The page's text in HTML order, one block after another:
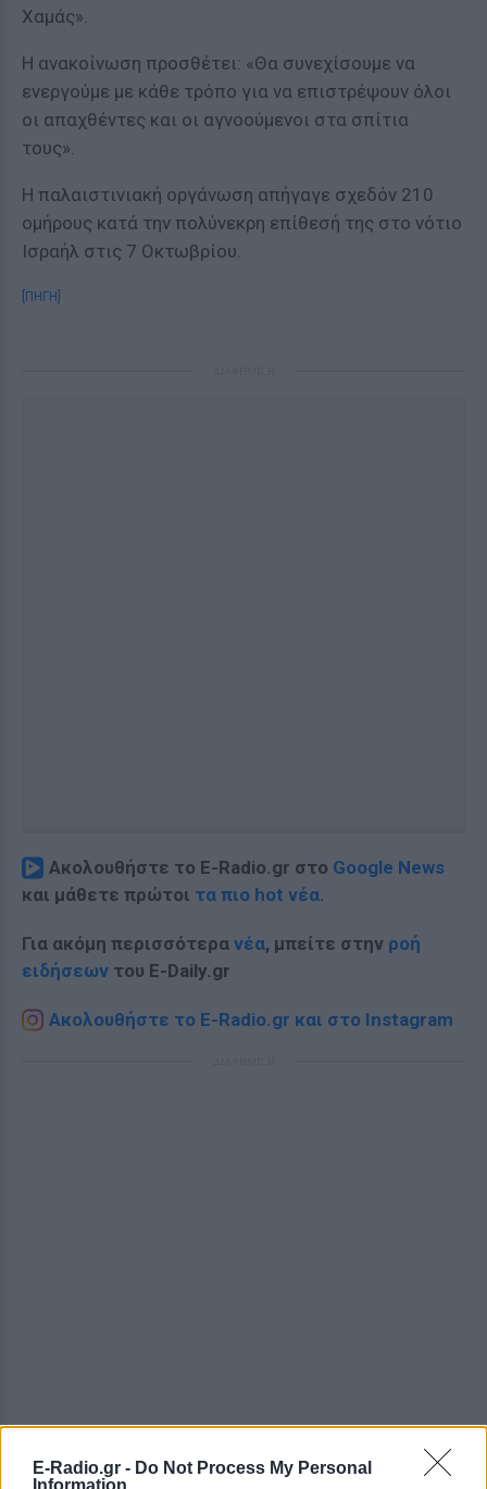
E-Radio.gr - Do Not Process My Personal
Information
Χαμάς».
Η ανακοίνωση προσθέτει: «Θα συνεχίσουμε να
ενεργούμε με κάθε τρόπο για να επιστρέψουν όλοι
οι απαχθέντες και οι αγνοούμενοι στα σπίτια
τους».
Η παλαιστινιακή οργάνωση απήγαγε σχεδόν 210
ομήρους κατά την πολύνεκρη επίθεσή της στο νότιο
Ισραήλ στις 7 Οκτωβρίου.
[ΠΗΓΗ]
Ακολουθήστε το E-Radio.gr στο Google News
και μάθετε πρώτοι τα πιο hot νέα.
Για ακόμη περισσότερα νέα, μπείτε στην ροή
ειδήσεων του E-Daily.gr
Ακολουθήστε το E-Radio.gr και στο Instagram